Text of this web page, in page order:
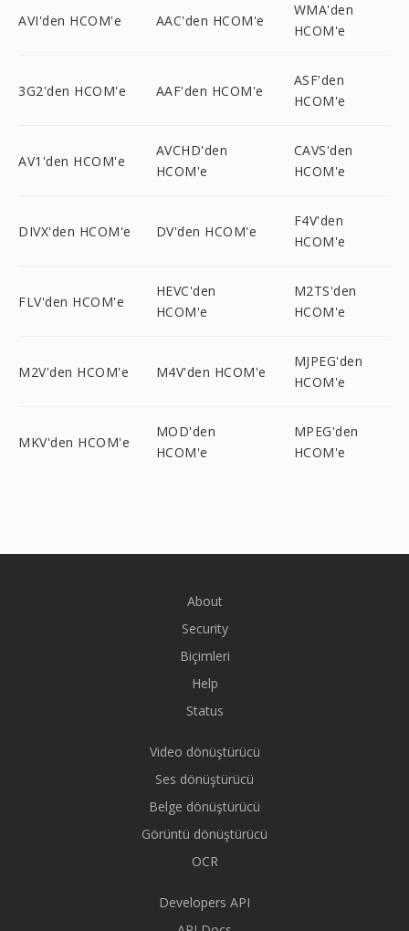
AVI'den HCOM'e AAC'den HCOM'e
WMA'den
HCOM'e
3G2'den HCOM'e AAF'den HCOM'e
ASF'den
HCOM'e
AV1'den HCOM'e
AVCHD'den
HCOM'e
CAVS'den
HCOM'e
DIVX'den HCOM'e DV'den HCOM'e
F4V'den
HCOM'e
FLV'den HCOM'e
HEVC'den
HCOM'e
M2TS'den
HCOM'e
M2V'den HCOM'e M4V'den HCOM'e
MJPEG'den
HCOM'e
MKV'den HCOM'e
MOD'den
HCOM'e
MPEG'den
HCOM'e
About
Security
Biçimleri
Help
Status
Video dönüştürücü
Ses dönüştürücü
Belge dönüştürücü
Görüntü dönüştürücü
OCR
Developers API